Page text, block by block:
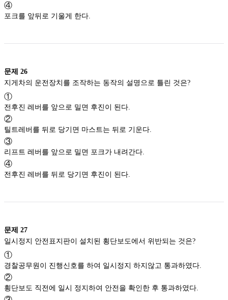
④
포크를 앞뒤로 기울게 한다.
문제 26
지게차의 운전장치를 조작하는 동작의 설명으로 틀린 것은?
①
전후진 레버를 앞으로 밀면 후진이 된다.
②
틸트레버를 뒤로 당기면 마스트는 뒤로 기운다.
③
리프트 레버를 앞으로 밀면 포크가 내려간다.
④
전후진 레버를 뒤로 당기면 후진이 된다.
문제 27
일시정지 안전표지판이 설치된 횡단보도에서 위반되는 것은?
①
경찰공무원이 진행신호를 하여 일시정지 하지않고 통과하였다.
②
횡단보도 직전에 일시 정지하여 안전을 확인한 후 통과하였다.